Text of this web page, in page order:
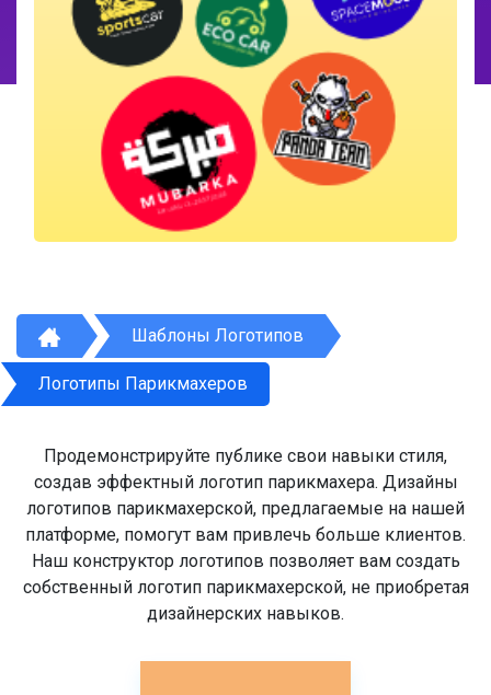
Шаблоны Логотипов
Логотипы Парикмахеров
Продемонстрируйте публике свои навыки стиля,
создав эффектный логотип парикмахера. Дизайны
логотипов парикмахерской, предлагаемые на нашей
платформе, помогут вам привлечь больше клиентов.
Наш конструктор логотипов позволяет вам создать
собственный логотип парикмахерской, не приобретая
дизайнерских навыков.